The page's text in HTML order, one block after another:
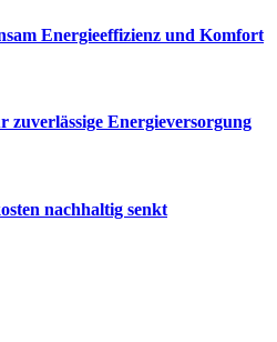
Energieeffizienz und Komfort
Energieversorgung
nachhaltig senkt